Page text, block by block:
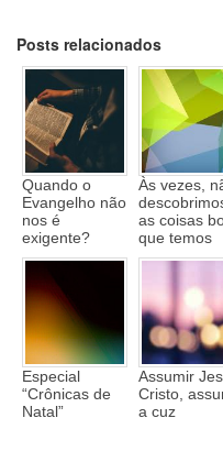
Posts relacionados
Quando o
Evangelho não
nos é
exigente?
Às vezes,
as coisas
que temos
Especial
“Crônicas de
Natal”
Assumir
Cristo,
a cuz